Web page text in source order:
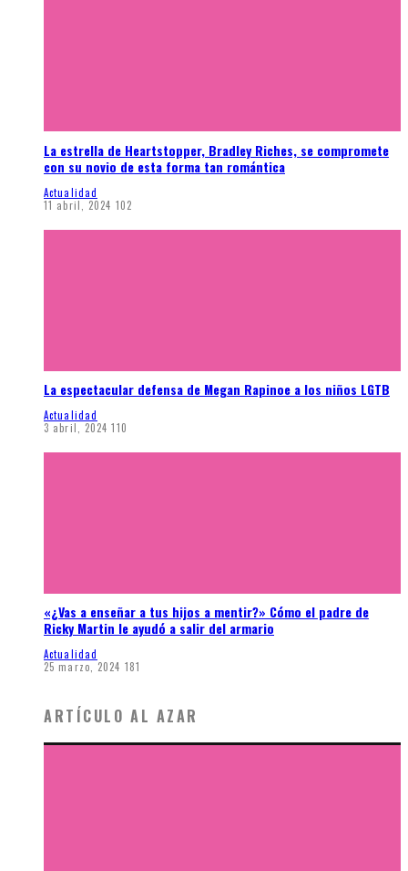
La estrella de Heartstopper, Bradley Riches, se compromete
con su novio de esta forma tan romántica
Actualidad
11 abril, 2024 102
La espectacular defensa de Megan Rapinoe a los niños LGTB
Actualidad
3 abril, 2024 110
«¿Vas a enseñar a tus hijos a mentir?» Cómo el padre de
Ricky Martin le ayudó a salir del armario
Actualidad
25 marzo, 2024 181
ARTÍCULO AL AZAR